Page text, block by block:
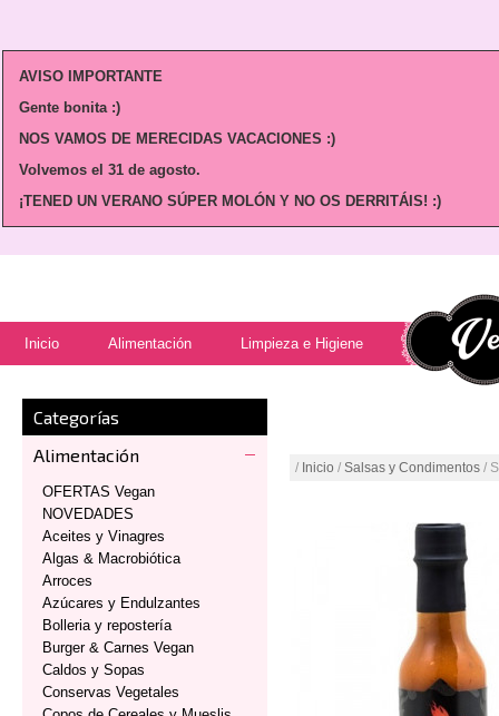
AVISO IMPORTANTE
Gente bonita :)
NOS VAMOS DE MERECIDAS VACACIONES :)
Volvemos el 31 de agosto.
¡TENED UN VERANO SÚPER MOLÓN Y NO OS DERRITÁIS! :)
Inicio Alimentación Limpieza e Higiene
Categorías
Alimentación
OFERTAS Vegan
NOVEDADES
Aceites y Vinagres
Algas & Macrobiótica
Arroces
Azúcares y Endulzantes
Bolleria y repostería
Burger & Carnes Vegan
Caldos y Sopas
Conservas Vegetales
/ Inicio / Salsas y Condimentos /